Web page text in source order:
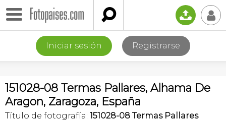
 📤 👤
Iniciar sesión Registrarse
151028-08 Termas Pallares, Alhama De
Aragon, Zaragoza, España
Título de fotografía: 151028-08 Termas Pallares